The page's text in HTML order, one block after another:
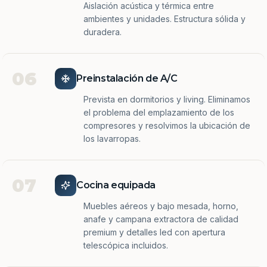
Aislación acústica y térmica entre
ambientes y unidades. Estructura sólida y
duradera.
06 Preinstalación de A/C
Prevista en dormitorios y living. Eliminamos
el problema del emplazamiento de los
compresores y resolvimos la ubicación de
los lavarropas.
07 Cocina equipada
Muebles aéreos y bajo mesada, horno,
anafe y campana extractora de calidad
premium y detalles led con apertura
telescópica incluidos.